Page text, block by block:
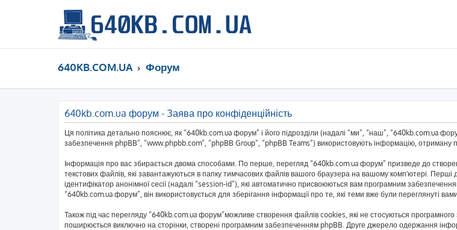
640KB.COM.UA Форум
640kb.com.ua форум - Заява про конфіденційність
Ця політика детально пояснює, як “640kb.com.ua форум” і його підрозділи (надалі “ми”, “наш”, “640kb.com.ua
забезпечення phpBB”, “www.phpbb.com”, “phpBB Group”, “phpBB Teams”) використовують інформацію, отриману
Інформація про вас збирається двома способами. По перше, перегляд “640kb.com.ua форум” призведе до
текстових файлів, які завантажуються в папку тимчасових файлів вашого браузера на вашому комп'ютері. Перші
ідентифікатор анонімної сесії (надалі “session-id”), які автоматично присвоюються вам програмним
“640kb.com.ua форум”, він використовується для зберігання інформації про те, які теми вже були переглянуті
Також під час перегляду “640kb.com.ua форум”можливе створення файлів cookies, які не стосуються
поширюється виключно на сторінки, створені програмним забезпеченням phpBB. Друге джерело одержання